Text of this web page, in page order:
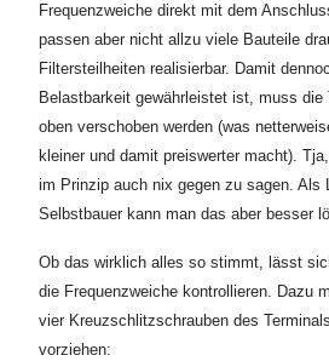
Frequenzweiche direkt mit dem
passen aber nicht allzu viele Bauteile
Filtersteilheiten realisierbar. Damit
Belastbarkeit gewährleistet ist, muss die
oben verschoben werden (was
kleiner und damit preiswerter macht).
im Prinzip auch nix gegen zu sagen. Als
Selbstbauer kann man das aber besser
Ob das wirklich alles so stimmt, lässt
die Frequenzweiche kontrollieren. Dazu
vier Kreuzschlitzschrauben des
vorziehen: